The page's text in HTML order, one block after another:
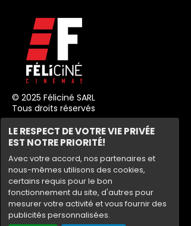
LE RESPECT DE VOTRE VIE PRIVÉE
EST NOTRE PRIORITÉ!
Avec votre accord, nos partenaires et
nous-mêmes utilisons des cookies,
certains requis pour le bon
fonctionnement du site, d'autres pour
mesurer votre activité et vous fournir des
publicités personnalisées.
© 2025 Féliciné SARL
Tous droits réservés